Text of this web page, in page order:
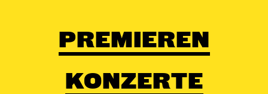
PREMIEREN
KONZERTE